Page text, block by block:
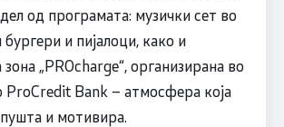
од програмата: музички сет во
и пијалоци, како и
„PROcharge“, организирана во
ProCredit Bank – атмосфера која
и мотивира.